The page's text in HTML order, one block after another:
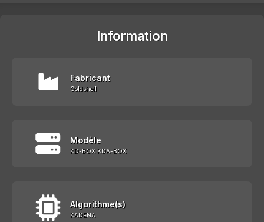
Information
Fabricant
Goldshell
Modèle
KD-BOX KDA-BOX
Algorithme(s)
KADENA